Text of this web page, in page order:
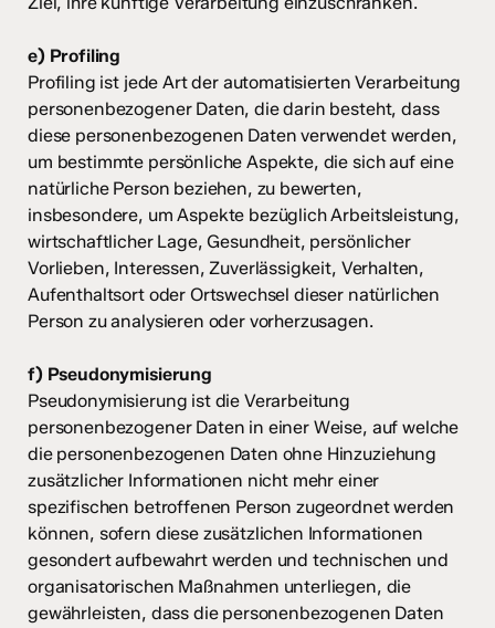
e) Profiling
Profiling ist jede Art der automatisierten Verarbeitung
personenbezogener Daten, die darin besteht, dass
diese personenbezogenen Daten verwendet werden,
um bestimmte persönliche Aspekte, die sich auf eine
natürliche Person beziehen, zu bewerten,
insbesondere, um Aspekte bezüglich Arbeitsleistung,
wirtschaftlicher Lage, Gesundheit, persönlicher
Vorlieben, Interessen, Zuverlässigkeit, Verhalten,
Aufenthaltsort oder Ortswechsel dieser natürlichen
Person zu analysieren oder vorherzusagen.
f) Pseudonymisierung
Pseudonymisierung ist die Verarbeitung
personenbezogener Daten in einer Weise, auf welche
die personenbezogenen Daten ohne Hinzuziehung
zusätzlicher Informationen nicht mehr einer
spezifischen betroffenen Person zugeordnet werden
können, sofern diese zusätzlichen Informationen
gesondert aufbewahrt werden und technischen und
organisatorischen Maßnahmen unterliegen, die
gewährleisten, dass die personenbezogenen Daten